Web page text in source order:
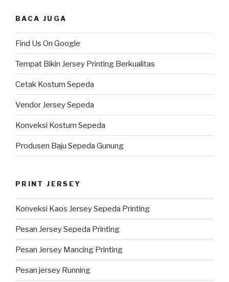
BACA JUGA
Find Us On Google
Tempat Bikin Jersey Printing Berkualitas
Cetak Kostum Sepeda
Vendor Jersey Sepeda
Konveksi Kostum Sepeda
Produsen Baju Sepeda Gunung
PRINT JERSEY
Konveksi Kaos Jersey Sepeda Printing
Pesan Jersey Sepeda Printing
Pesan Jersey Mancing Printing
Pesan jersey Running